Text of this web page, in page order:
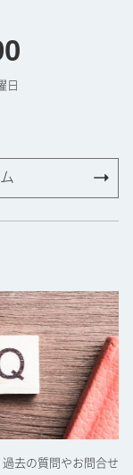
日
去の質問やお問合せ